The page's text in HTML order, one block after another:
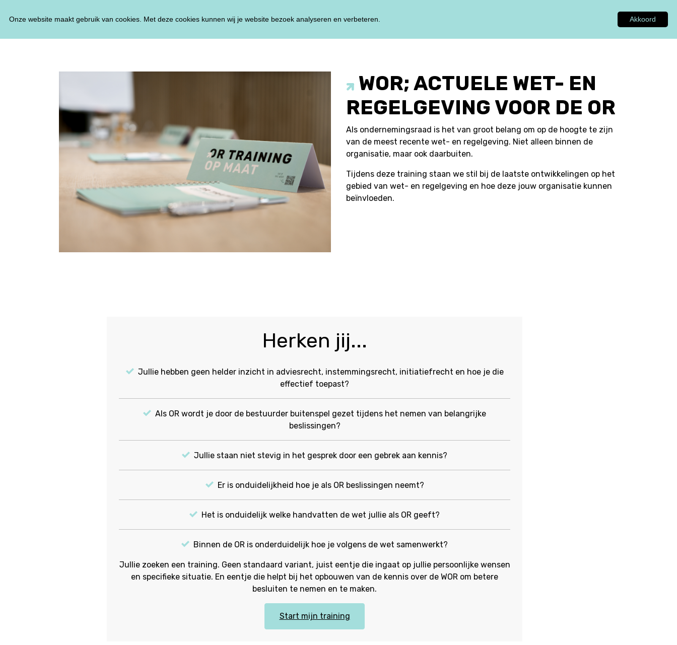
WOR; ACTUELE WET- EN
REGELGEVING VOOR DE OR
Als ondernemingsraad is het van groot belang om op de hoogte te zijn
van de meest recente wet- en regelgeving. Niet alleen binnen de
organisatie, maar ook daarbuiten.
Tijdens deze training staan we stil bij de laatste ontwikkelingen op het
gebied van wet- en regelgeving en hoe deze jouw organisatie kunnen
beïnvloeden.
Herken jij...
Jullie hebben geen helder inzicht in adviesrecht, instemmingsrecht, initiatiefrecht en hoe je die
effectief toepast?
Als OR wordt je door de bestuurder buitenspel gezet tijdens het nemen van belangrijke
beslissingen?
Jullie staan niet stevig in het gesprek door een gebrek aan kennis?
Er is onduidelijkheid hoe je als OR beslissingen neemt?
Het is onduidelijk welke handvatten de wet jullie als OR geeft?
Binnen de OR is onderduidelijk hoe je volgens de wet samenwerkt?
Jullie zoeken een training. Geen standaard variant, juist eentje die ingaat op jullie persoonlijke wensen
en specifieke situatie. En eentje die helpt bij het opbouwen van de kennis over de WOR om betere
besluiten te nemen en te maken.
Start mijn training
Akkoord
Onze website maakt gebruik van cookies. Met deze cookies kunnen wij je website bezoek analyseren en verbeteren.